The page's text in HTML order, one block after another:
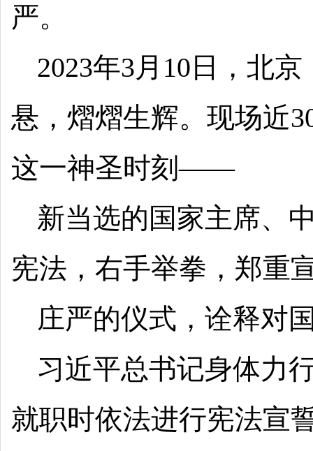
严。
2023年3月10日，北
悬，熠熠生辉。现场近
这一神圣时刻——
新当选的国家主席、
宪法，右手举拳，郑重
庄严的仪式，诠释对
习近平总书记身体力
就职时依法进行宪法宣